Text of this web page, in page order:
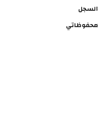
السجل
محفوظاتي